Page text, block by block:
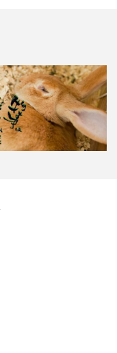
生も好きか嫌いか？やる